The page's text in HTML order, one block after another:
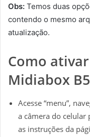
Obs: Temos duas
contendo o mesmo
atualização.
Como
Midiabox
Acesse “menu”,
a câmera do celular
as instruções da